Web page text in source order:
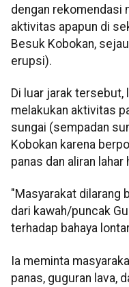
dengan rekomendasi
aktivitas apapun di
Besuk Kobokan,
erupsi).
Di luar jarak tersebut,
melakukan aktivitas
sungai (sempadan
Kobokan karena
panas dan aliran
"Masyarakat dilarang
dari kawah/puncak
terhadap bahaya
Ia meminta
panas, guguran lava,